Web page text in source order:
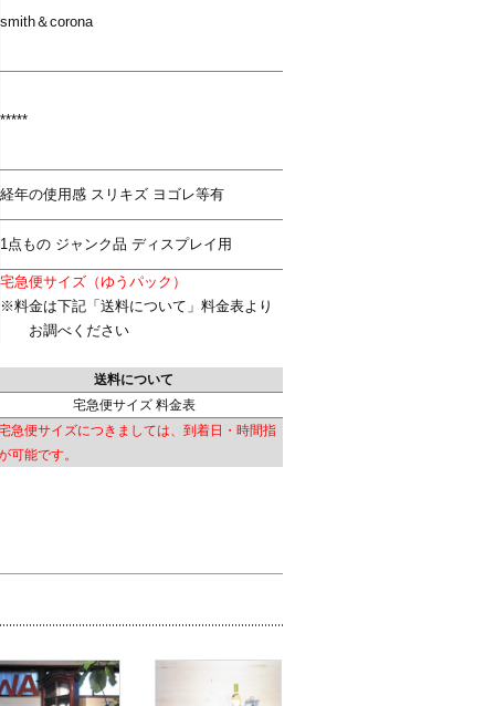
smith＆corona
*****
経年の使用感 スリキズ ヨゴレ等有
1点もの ジャンク品 ディスプレイ用
宅急便サイズ（ゆうパック）
※料金は下記「送料について」料金表より
お調べください
送料について
宅急便サイズ 料金表
急便サイズにつきましては、到着日・時間指
可能です。